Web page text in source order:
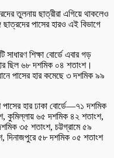
তুলনায় ছাত্রীরা এগিয়ে থাকলেও
পাসের হারও এই বিভাগে
শিক্ষা বোর্ডে এবার গড়
ছিল ৬৮ দশমিক ০৪ শতাংশ।
পাসের হার কমেছে ৩ দশমিক ৯৯
পাসের হার ঢাকা বোর্ডে—৭১ দশমিক
কুমিল্লায় ৬৫ দশমিক ৪২ শতাংশ,
৩৫ শতাংশ, চট্টগ্রামে ৫৯
দিনাজপুরে ৫৮ দশমিক ০৫ শতাংশ